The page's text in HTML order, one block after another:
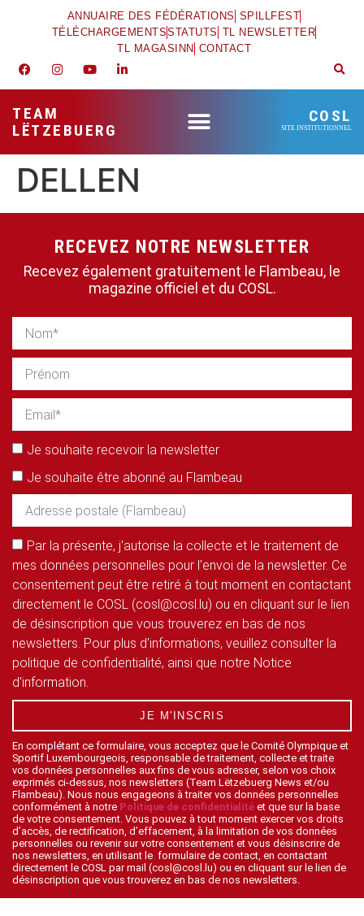
ANNUAIRE DES FÉDÉRATIONS SPILLFEST
TÉLÉCHARGEMENTSSTATUTS TL NEWSLETTER
TL MAGASINN CONTACT
TEAM
LËTZEBUERG
COSL
SITE INSTITUTIONNEL
DELLEN
RECEVEZ NOTRE NEWSLETTER
Recevez également gratuitement le Flambeau, le
magazine officiel et du COSL.
Je souhaite recevoir la newsletter
Je souhaite être abonné au Flambeau
Par la présente, j'autorise la collecte et le traitement de
mes données personnelles pour l'envoi de la newsletter. Ce
consentement peut être retiré à tout moment en contactant
directement le COSL (cosl@cosl.lu) ou en cliquant sur le lien
de désinscription que vous trouverez en bas de nos
newsletters. Pour plus d'informations, veuillez consulter la
politique de confidentialité, ainsi que notre Notice
d'information.
JE M'INSCRIS
En complétant ce formulaire, vous acceptez que le Comité Olympique et
Sportif Luxembourgeois, responsable de traitement, collecte et traite
vos données personnelles aux fins de vous adresser, selon vos choix
exprimés ci-dessus, nos newsletters (Team Lëtzebuerg News et/ou
Flambeau). Nous nous engageons à traiter vos données personnelles
conformément à notre Politique de confidentialité et que sur la base
de votre consentement. Vous pouvez à tout moment exercer vos droits
d’accès, de rectification, d’effacement, à la limitation de vos données
personnelles ou revenir sur votre consentement et vous désinscrire de
nos newsletters, en utilisant le formulaire de contact, en contactant
directement le COSL par mail (cosl@cosl.lu) ou en cliquant sur le lien de
désinscription que vous trouverez en bas de nos newsletters.